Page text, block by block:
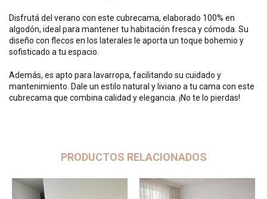
Disfrutá del verano con este cubrecama, elaborado 100% en
algodón, ideal para mantener tu habitación fresca y cómoda. Su
diseño con flecos en los laterales le aporta un toque bohemio y
sofisticado a tu espacio.
Además, es apto para lavarropa, facilitando su cuidado y
mantenimiento. Dale un estilo natural y liviano a tu cama con este
cubrecama que combina calidad y elegancia. ¡No te lo pierdas!
PRODUCTOS RELACIONADOS